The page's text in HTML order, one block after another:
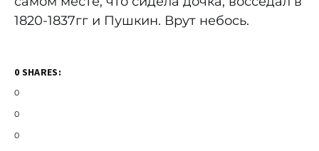
1820-1837гг и Пушкин. Врут небось.
0 SHARES:
0
0
0